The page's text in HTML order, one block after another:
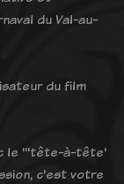
du Val-au-
du film
le "'tête-à-tête'
c'est votre